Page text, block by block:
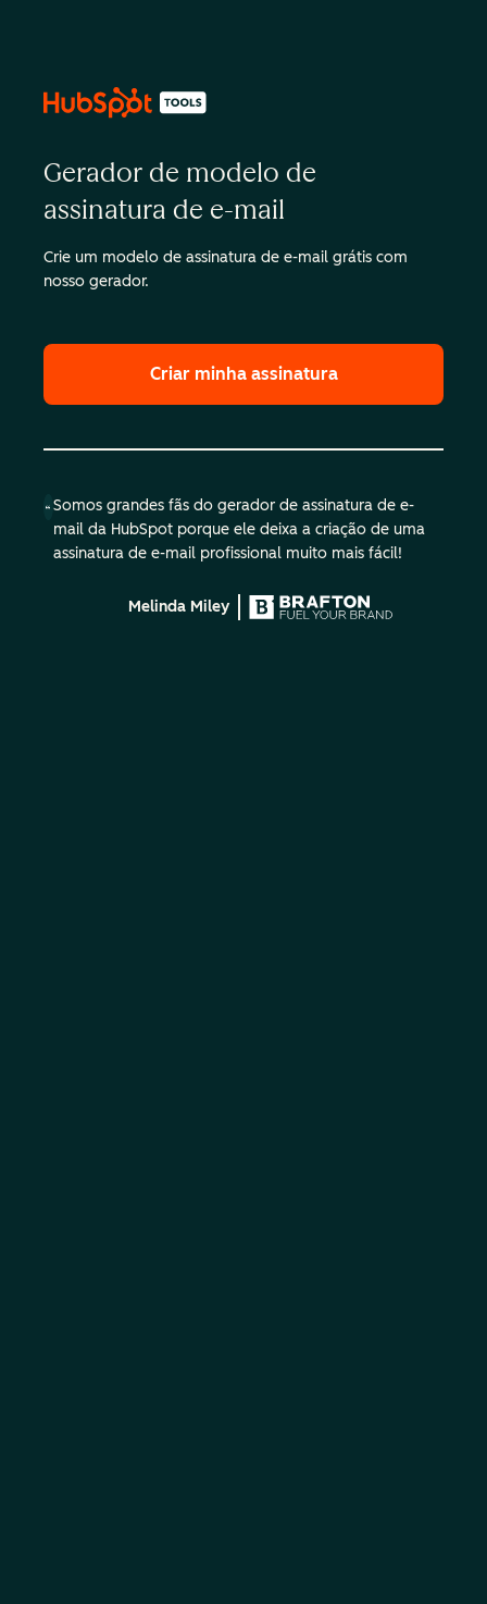
Gerador de modelo de
assinatura de e-mail
Crie um modelo de assinatura de e-mail grátis com
nosso gerador.
Criar minha assinatura
Somos grandes fãs do gerador de assinatura de e-
mail da HubSpot porque ele deixa a criação de uma
assinatura de e-mail profissional muito mais fácil!
Melinda Miley